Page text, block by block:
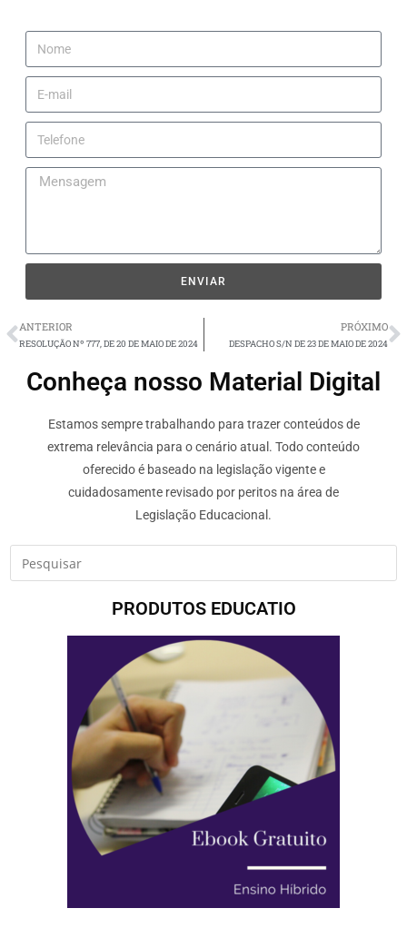
ENVIAR
ANTERIOR
RESOLUÇÃO Nº 777, DE 20 DE MAIO DE 2024
PRÓXIMO
DESPACHO S/N DE 23 DE MAIO DE 2024
Conheça nosso Material Digital
Estamos sempre trabalhando para trazer conteúdos de
extrema relevância para o cenário atual. Todo conteúdo
oferecido é baseado na legislação vigente e
cuidadosamente revisado por peritos na área de
Legislação Educacional.
PRODUTOS EDUCATIO